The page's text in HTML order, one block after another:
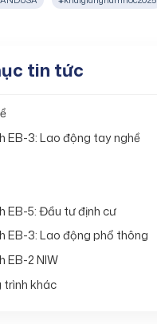
tin tức
EB-3: Lao động tay nghề
EB-5: Đầu tư định cư
EB-3: Lao động phổ thông
EB-2 NIW
trình khác